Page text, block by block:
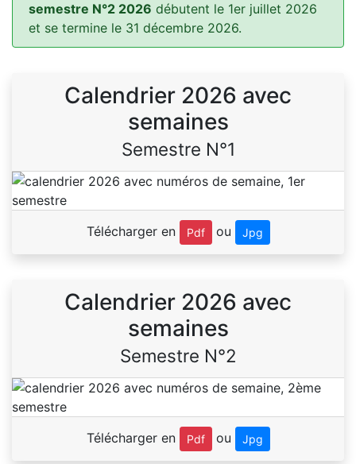
semestre N°2 2026 débutent le 1er juillet 2026
et se termine le 31 décembre 2026.
Calendrier 2026 avec
semaines
Semestre N°1
Télécharger en Pdf ou Jpg
Calendrier 2026 avec
semaines
Semestre N°2
Télécharger en Pdf ou Jpg